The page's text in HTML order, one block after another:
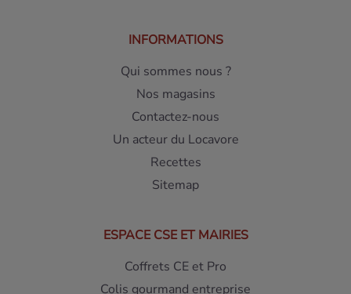
INFORMATIONS
Qui sommes nous ?
Nos magasins
Contactez-nous
Un acteur du Locavore
Recettes
Sitemap
ESPACE CSE ET MAIRIES
Coffrets CE et Pro
Colis gourmand entreprise